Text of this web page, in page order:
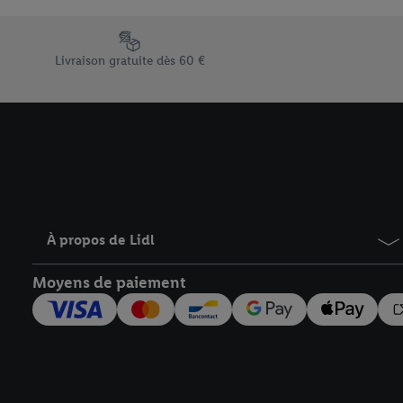
Élément du pied de page avec les différents arguments de
Livraison gratuite dès 60 €
À propos de Lidl
Moyens de paiement
informations sur la